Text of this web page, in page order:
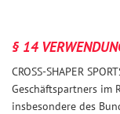
§ 14
CROSS-SHAPER
Geschäftspartners im
insbesondere des